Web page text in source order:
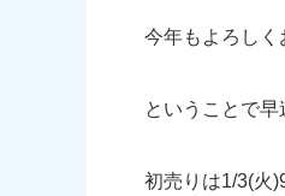
今年もよろしく
ということで
初売りは1/3(火